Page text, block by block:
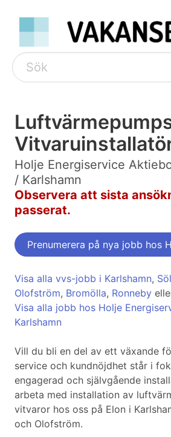
Holje Energiservice
/ Karlshamn
Observera att sista
passerat.
Prenumerera på nya jobb hos
Visa alla vvs-jobb i Karlshamn,
Olofström, Bromölla, Ronneby
Visa alla jobb hos Holje
Karlshamn
Vill du bli en del av ett växande
service och kundnöjdhet står i
engagerad och självgående
arbeta med installation av
vitvaror hos oss på Elon i
och Olofström.